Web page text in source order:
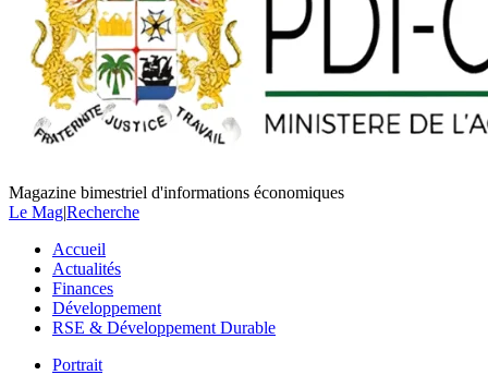
Magazine bimestriel d'informations économiques
Le Mag|Recherche
Accueil
Actualités
Finances
Développement
RSE & Développement Durable
Portrait